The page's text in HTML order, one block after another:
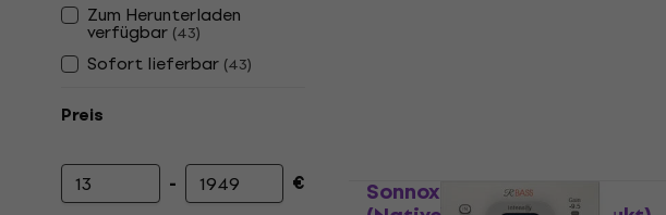
Zum Herunterladen
verfügbar (43)
Sofort lieferbar (43)
Preis
Mindestpreis
- Höchstpreis € Sonnox Oxford Inflator